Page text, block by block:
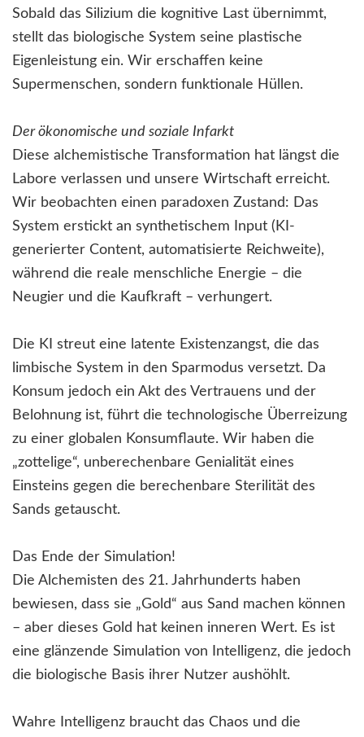
Sobald das Silizium die kognitive Last übernimmt,
stellt das biologische System seine plastische
Eigenleistung ein. Wir erschaffen keine
Supermenschen, sondern funktionale Hüllen.
Der ökonomische und soziale Infarkt
Diese alchemistische Transformation hat längst die
Labore verlassen und unsere Wirtschaft erreicht.
Wir beobachten einen paradoxen Zustand: Das
System erstickt an synthetischem Input (KI-
generierter Content, automatisierte Reichweite),
während die reale menschliche Energie – die
Neugier und die Kaufkraft – verhungert.
Die KI streut eine latente Existenzangst, die das
limbische System in den Sparmodus versetzt. Da
Konsum jedoch ein Akt des Vertrauens und der
Belohnung ist, führt die technologische Überreizung
zu einer globalen Konsumflaute. Wir haben die
„zottelige“, unberechenbare Genialität eines
Einsteins gegen die berechenbare Sterilität des
Sands getauscht.
Das Ende der Simulation!
Die Alchemisten des 21. Jahrhunderts haben
bewiesen, dass sie „Gold“ aus Sand machen können
– aber dieses Gold hat keinen inneren Wert. Es ist
eine glänzende Simulation von Intelligenz, die jedoch
die biologische Basis ihrer Nutzer aushöhlt.
Wahre Intelligenz braucht das Chaos und die